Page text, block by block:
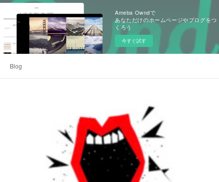
Ameba Owndで
あなただけのホームページやブログをつ
くろう
今すぐ試す
Blog